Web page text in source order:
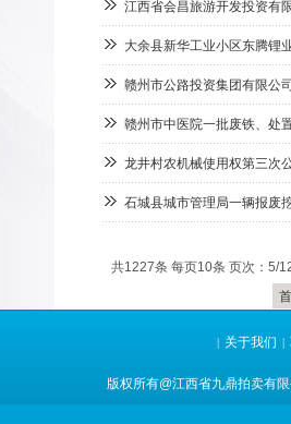
江西省会昌旅游开发投资有
大余县新华工业小区东腾锂
赣州市公路投资集团有限公
赣州市中医院一批废铁、处
龙井村农机械使用权第三次
石城县城市管理局一辆报废
共1227条 每页10条 页次：5/
| 关于我们 |
版权所有@江西省九鼎拍卖有